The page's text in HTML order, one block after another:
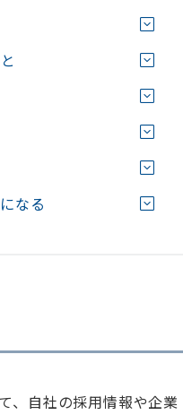
なる
、自社の採用情報や企業